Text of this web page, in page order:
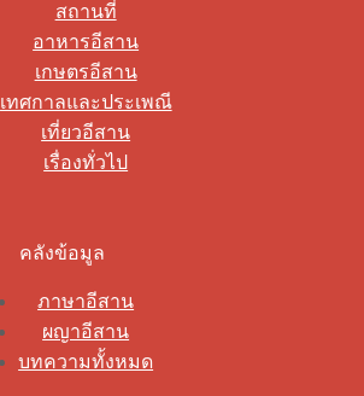
สถานที่
อาหารอีสาน
เกษตรอีสาน
เทศกาลและประเพณี
เที่ยวอีสาน
เรื่องทั่วไป
คลังข้อมูล
ภาษาอีสาน
ผญาอีสาน
บทความทั้งหมด